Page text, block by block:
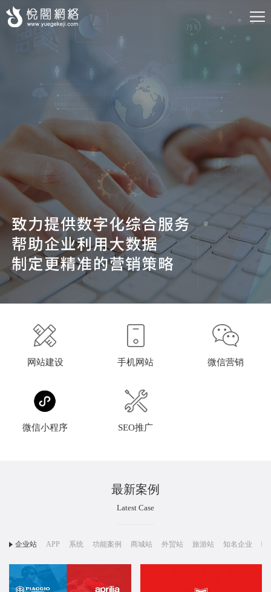
网站建设 手机网站 微信营销
微信小程序 SEO推广
最新案例
Latest Case
企业站 APP 系统 功能案例 商城站 外贸站 旅游站 知名企业 响